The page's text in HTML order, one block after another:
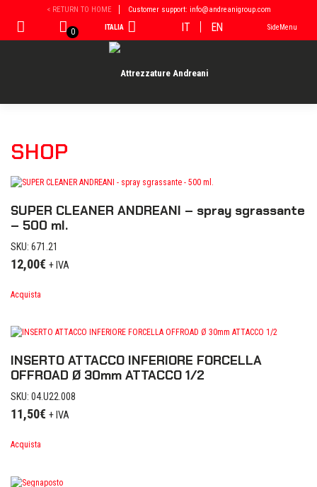
contenuto
< RETURN TO HOME Customer support: info@andreanigroup.com
0 ITALIA IT EN SideMenu
SHOP
SUPER CLEANER ANDREANI – spray sgrassante
– 500 ml.
SKU: 671.21
12,00€ + IVA
Acquista
INSERTO ATTACCO INFERIORE FORCELLA
OFFROAD Ø 30mm ATTACCO 1/2
SKU: 04.U22.008
11,50€ + IVA
Acquista